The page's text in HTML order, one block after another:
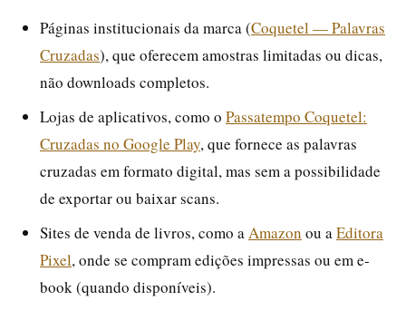
Páginas institucionais da marca (Coquetel — Palavras
Cruzadas), que oferecem amostras limitadas ou dicas,
não downloads completos.
Lojas de aplicativos, como o Passatempo Coquetel:
Cruzadas no Google Play, que fornece as palavras
cruzadas em formato digital, mas sem a possibilidade
de exportar ou baixar scans.
Sites de venda de livros, como a Amazon ou a Editora
Pixel, onde se compram edições impressas ou em e-
book (quando disponíveis).